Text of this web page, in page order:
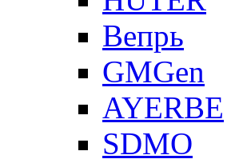
Вепрь
GMGen
AYERBE
SDMO